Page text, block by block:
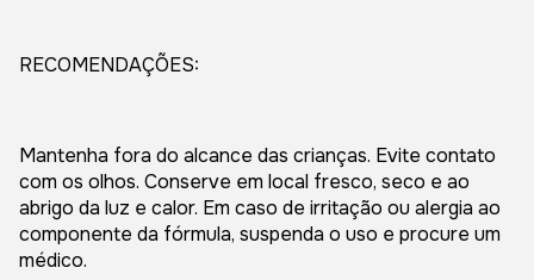
RECOMENDAÇÕES:
Mantenha fora do alcance das crianças. Evite contato
com os olhos. Conserve em local fresco, seco e ao
abrigo da luz e calor. Em caso de irritação ou alergia ao
componente da fórmula, suspenda o uso e procure um
médico.